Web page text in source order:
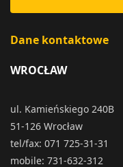
Dane kontaktowe
WROCŁAW
ul. Kamieńskiego 240B
51-126 Wrocław
tel/fax: 071 725-31-31
mobile: 731-632-312